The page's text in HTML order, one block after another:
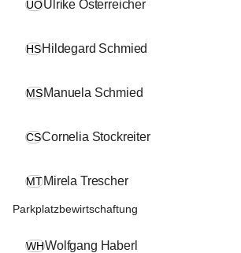
UÖUlrike Österreicher
HSHildegard Schmied
MSManuela Schmied
CSCornelia Stockreiter
MTMirela Trescher
Parkplatzbewirtschaftung
WHWolfgang Haberl